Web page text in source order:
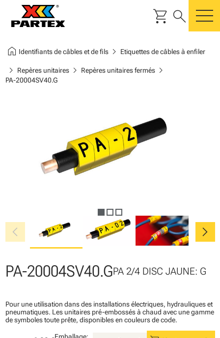
shopping_cart search
home Identifiants de câbles et de filschevron_right Etiquettes de câbles à enfiler
chevron_right Repères unitaireschevron_right Repères unitaires ferméschevron_right
PA-20004SV40.G
chevron_left chevron_right
PA-20004SV40.GPA 2/4 DISC JAUNE: G
Pour une utilisation dans des installations électriques, hydrauliques et
pneumatiques. Les unitaires pré-embossés à chaud avec une gamme
de symboles toute prête, disponibles en couleurs de code.